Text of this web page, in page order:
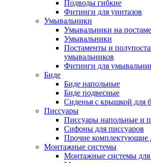
Подводы гибкие
Фитинги для унитазов
Умывальники
Умывальники на
Умывальники
Постаменты и
умывальников
Фитинги для
Биде
Биде напольные
Биде подвесные
Сиденья с крышкой для
Писсуары
Писсуары напольные и
Сифоны для писсуаров
Прочие комплектующие
Монтажные системы
Монтажные системы для